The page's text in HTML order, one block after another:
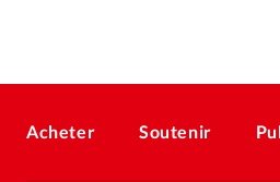
Acheter Soutenir